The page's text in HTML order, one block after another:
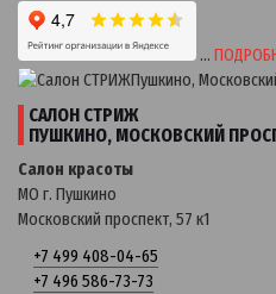
…
САЛОН СТРИЖ
ПУШКИНО, МОСКОВСКИЙ
Салон красоты
МО г. Пушкино
Московский проспект, 57 к1
+7 499 408-04-65
+7 496 586-73-73